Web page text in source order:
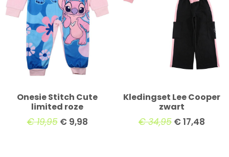
Onesie Stitch Cute
limited roze
€19,95 €9,98
Kledingset Lee Cooper
zwart
€34,95 €17,48